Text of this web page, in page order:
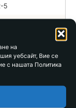
на
уебсайт, Вие се
с нашата Политика
5
m 2